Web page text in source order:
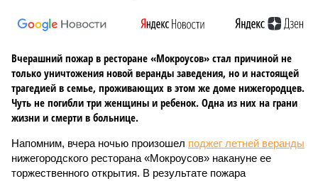
Вчерашний пожар в ресторане «Мокроусов» стал причиной не
только уничтожения новой веранды заведения, но и настоящей
трагедией в семье, проживающих в этом же доме нижегородцев.
Чуть не погибли три женщины и ребенок. Одна из них на грани
жизни и смерти в больнице.
Напомним, вчера ночью произошел поджег летней веранды
нижегородского ресторана «Мокроусов» накануне ее
торжественного открытия. В результате пожара